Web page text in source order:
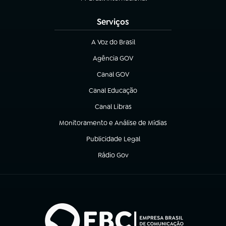
Serviços
A Voz do Brasil
(abre em nova aba)
Agência GOV
(abre em nova aba)
Canal GOV
(abre em nova aba)
Canal Educação
(abre em nova aba)
Canal Libras
(abre em nova aba)
Monitoramento e Análise de Mídias
(abre em nova aba)
Publicidade Legal
(abre em nova aba)
Rádio Gov
(abre em nova aba)